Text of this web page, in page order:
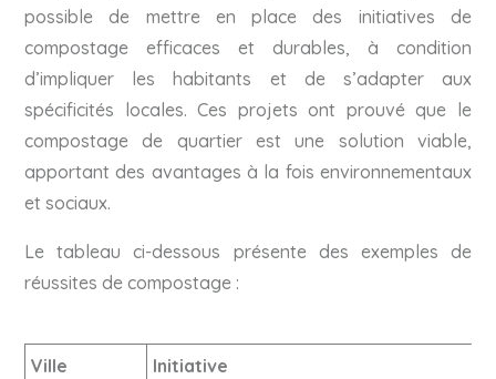
possible de mettre en place des initiatives de
compostage efficaces et durables, à condition
d’impliquer les habitants et de s’adapter aux
spécificités locales. Ces projets ont prouvé que le
compostage de quartier est une solution viable,
apportant des avantages à la fois environnementaux
et sociaux.
Le tableau ci-dessous présente des exemples de
réussites de compostage :
Ville
Initiative